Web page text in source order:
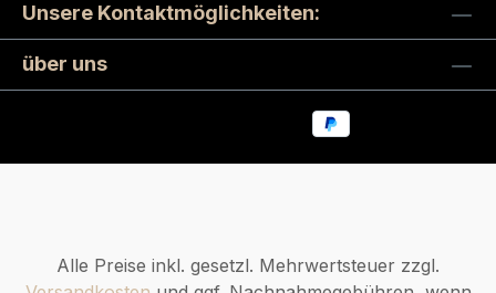
Unsere Kontaktmöglichkeiten:
über uns
Alle Preise inkl. gesetzl. Mehrwertsteuer zzgl.